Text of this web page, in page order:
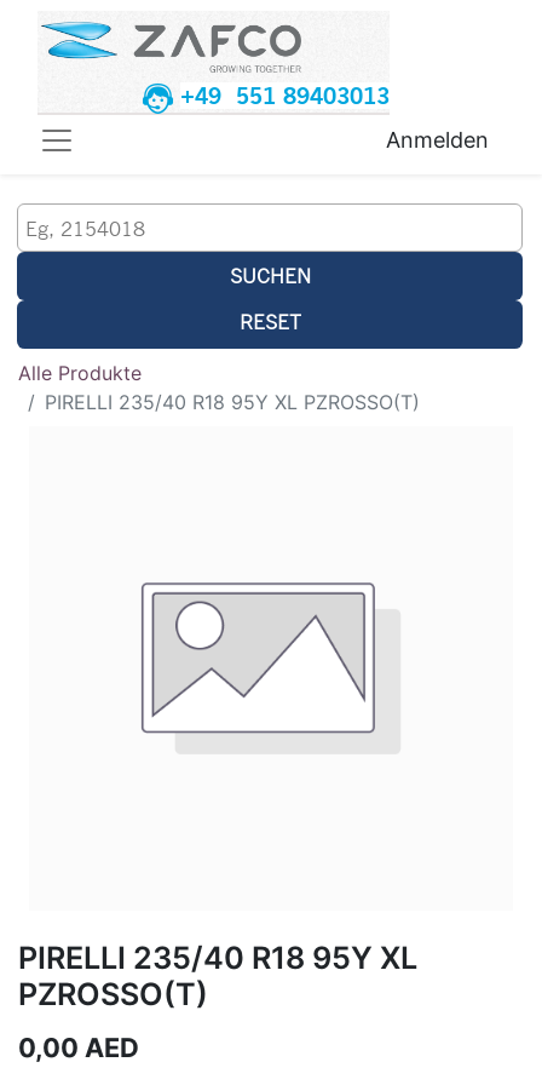
+49 551 89403013
Anmelden
SUCHEN
RESET
Alle Produkte
PIRELLI 235/40 R18 95Y XL PZROSSO(T)
PIRELLI 235/40 R18 95Y XL
PZROSSO(T)
0,00 AED